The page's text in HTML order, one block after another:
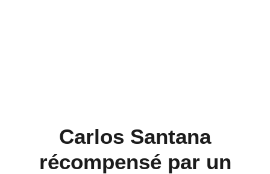
Carlos Santana
récompensé par un